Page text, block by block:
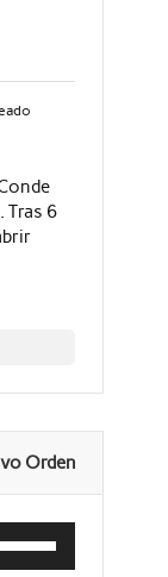
Tras 6
Orden